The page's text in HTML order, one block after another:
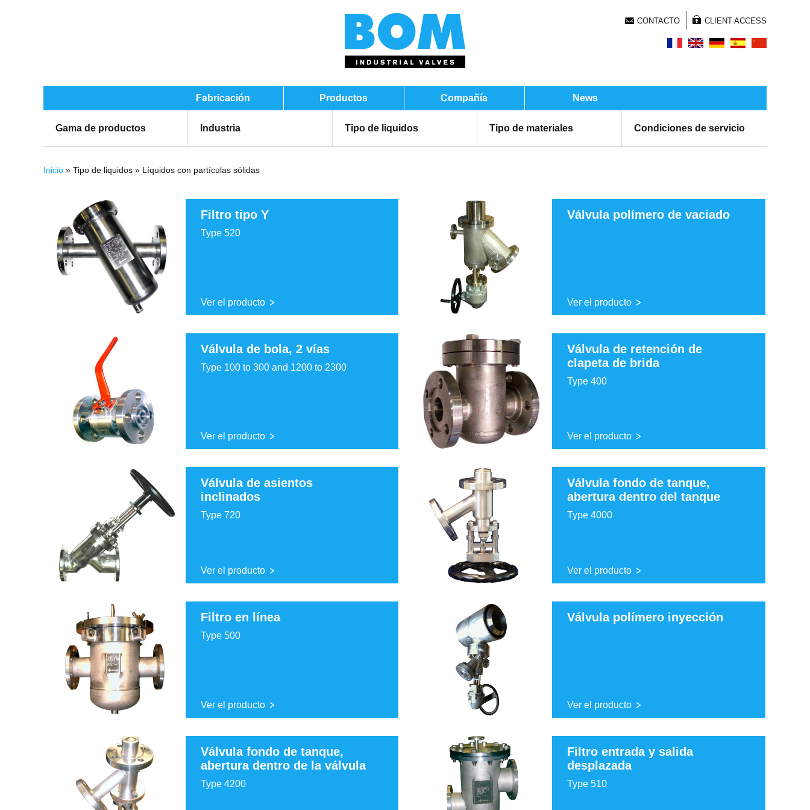
CONTACTO CLIENT ACCESS
Fabricación Productos Compañía News
Gama de productos Industria Tipo de liquidos Tipo de materiales Condiciones de servicio
Se encuentra usted aquí
Inicio » Tipo de liquidos » Líquidos con partículas sólidas
Filtro tipo Y
Type 520
Ver el producto
Válvula polímero de vaciado
Ver el producto
Válvula de bola, 2 vías
Type 100 to 300 and 1200 to 2300
Ver el producto
Válvula de retención de
clapeta de brida
Type 400
Ver el producto
Válvula de asientos
inclinados
Type 720
Ver el producto
Válvula fondo de tanque,
abertura dentro del tanque
Type 4000
Ver el producto
Filtro en línea
Type 500
Ver el producto
Válvula polímero inyección
Ver el producto
Válvula fondo de tanque,
abertura dentro de la válvula
Type 4200
Filtro entrada y salida
desplazada
Type 510